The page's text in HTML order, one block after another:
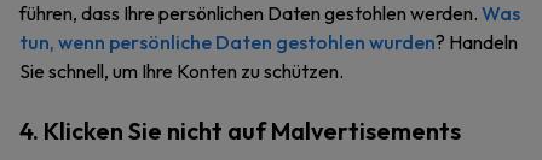
führen, dass Ihre persönlichen Daten gestohlen werden. Was
tun, wenn persönliche Daten gestohlen wurden? Handeln
Sie schnell, um Ihre Konten zu schützen.
4. Klicken Sie nicht auf Malvertisements